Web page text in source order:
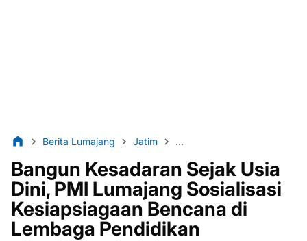
Berita Lumajang Jatim Kesiapsiagaan Bencana
Bangun Kesadaran Sejak Usia
Dini, PMI Lumajang Sosialisasi
Kesiapsiagaan Bencana di
Lembaga Pendidikan